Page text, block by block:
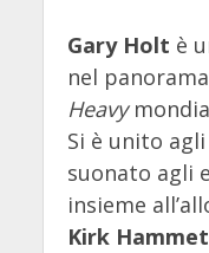
Gary Holt è
nel
Heavy
Si è unito agli
suonato agli
insieme
Kirk